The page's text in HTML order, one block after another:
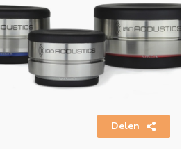
Delen